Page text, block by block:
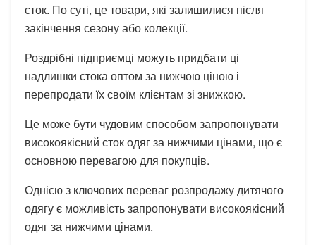
сток. По суті, це товари, які залишилися після
закінчення сезону або колекції.
Роздрібні підприємці можуть придбати ці
надлишки стока оптом за нижчою ціною і
перепродати їх своїм клієнтам зі знижкою.
Це може бути чудовим способом запропонувати
високоякісний сток одяг за нижчими цінами, що є
основною перевагою для покупців.
Однією з ключових переваг розпродажу дитячого
одягу є можливість запропонувати високоякісний
одяг за нижчими цінами.